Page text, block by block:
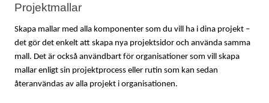
Projektmallar
Skapa mallar med alla komponenter som du vill ha i dina projekt –
det gör det enkelt att skapa nya projektsidor och använda samma
mall. Det är också användbart för organisationer som vill skapa
mallar enligt sin projektprocess eller rutin som kan sedan
återanvändas av alla projekt i organisationen.